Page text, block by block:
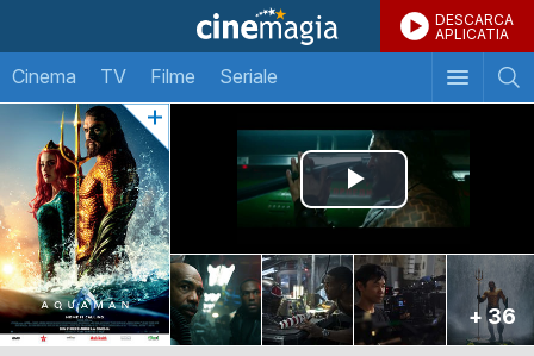
DESCARCA
APLICATIA
Cinema TV Filme Seriale
+ 36